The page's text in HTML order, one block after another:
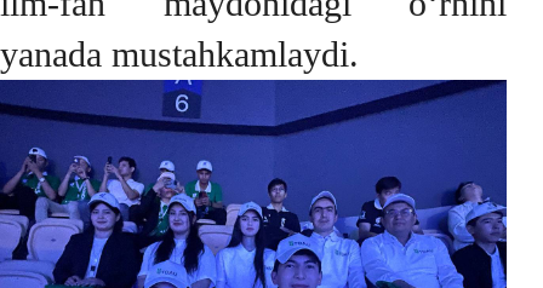
yanada mustahkamlaydi.